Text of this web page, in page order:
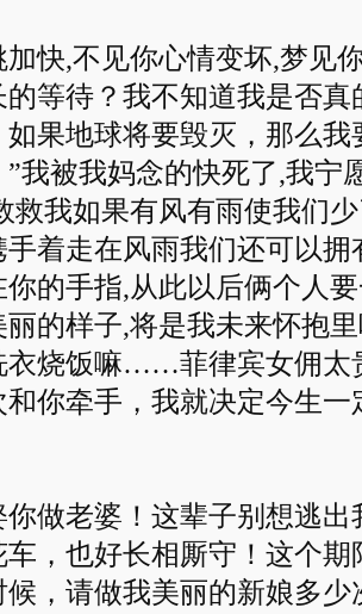
快,不见你心情变坏,梦见
的等待？我不知道我是否
果地球将要毁灭，那么我
我被我妈念的快死了,我宁
救我如果有风有雨使我们
手着走在风雨我们还可以
的手指,从此以后俩个人
的样子,将是我未来怀抱
衣烧饭嘛……菲律宾女佣
你牵手，我就决定今生
做老婆！这辈子别想逃
，也好长相厮守！这个
，请做我美丽的新娘多